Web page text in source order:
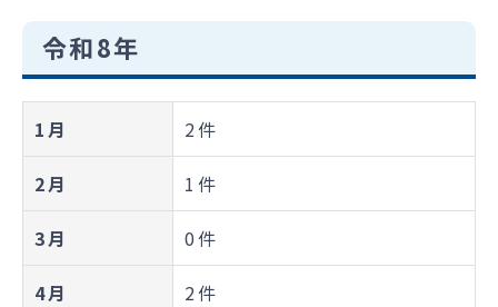
令和8年
1月 2件
2月 1件
3月 0件
4月 2件